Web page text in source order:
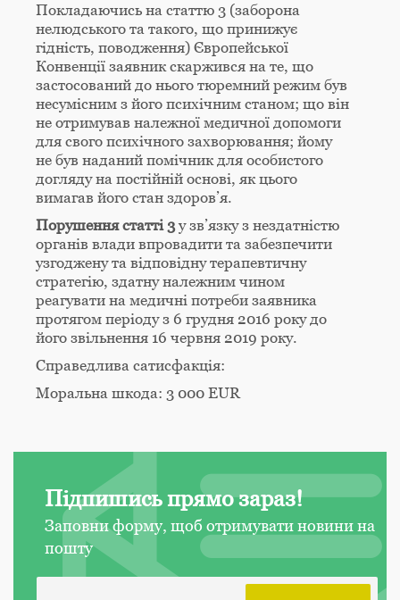
Покладаючись на статтю 3 (заборона
нелюдського та такого, що принижує
гідність, поводження) Європейської
Конвенції заявник скаржився на те, що
застосований до нього тюремний режим був
несумісним з його психічним станом; що він
не отримував належної медичної допомоги
для свого психічного захворювання; йому
не був наданий помічник для особистого
догляду на постійній основі, як цього
вимагав його стан здоров’я.
Порушення статті 3у зв’язку з нездатністю
органів влади впровадити та забезпечити
узгоджену та відповідну терапевтичну
стратегію, здатну належним чином
реагувати на медичні потреби заявника
протягом періоду з 6 грудня 2016 року до
його звільнення 16 червня 2019 року.
Справедлива сатисфакція:
Моральна шкода: 3 000 EUR
Підпишись прямо зараз!
Заповни форму, щоб отримувати новини на
пошту